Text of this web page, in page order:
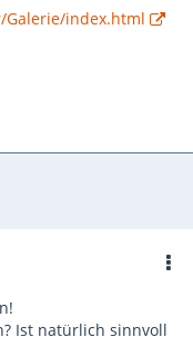
index.html
Ist natürlich sinnvoll